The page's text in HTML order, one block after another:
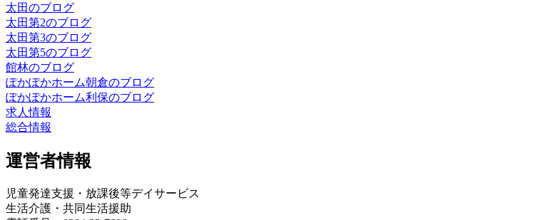
太田のブログ
太田第2のブログ
太田第3のブログ
太田第5のブログ
館林のブログ
ぽかぽかホーム朝倉のブログ
ぽかぽかホーム利保のブログ
求人情報
総合情報
運営者情報
児童発達支援・放課後等デイサービス
生活介護・共同生活援助